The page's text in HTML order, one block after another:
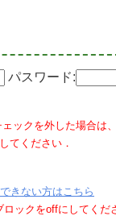
パスワード:
ックを外した場合は
てください．
きない方はこちら
ックをoffにしてくだ